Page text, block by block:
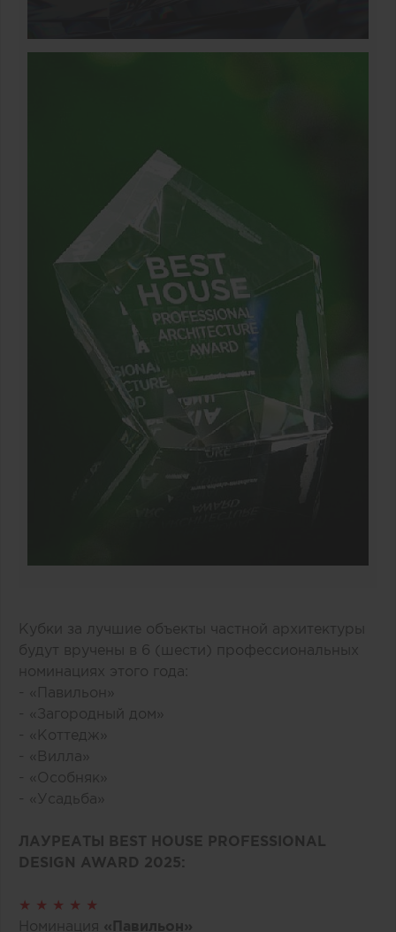
Кубки за лучшие объекты частной архитектуры
будут вручены в 6 (шести) профессиональных
номинациях этого года:
- «Павильон»
- «Загородный дом»
- «Коттедж»
- «Вилла»
- «Особняк»
- «Усадьба»
ЛАУРЕАТЫ BEST HOUSE PROFESSIONAL
DESIGN AWARD 2025:
★ ★ ★ ★ ★
Номинация «Павильон»